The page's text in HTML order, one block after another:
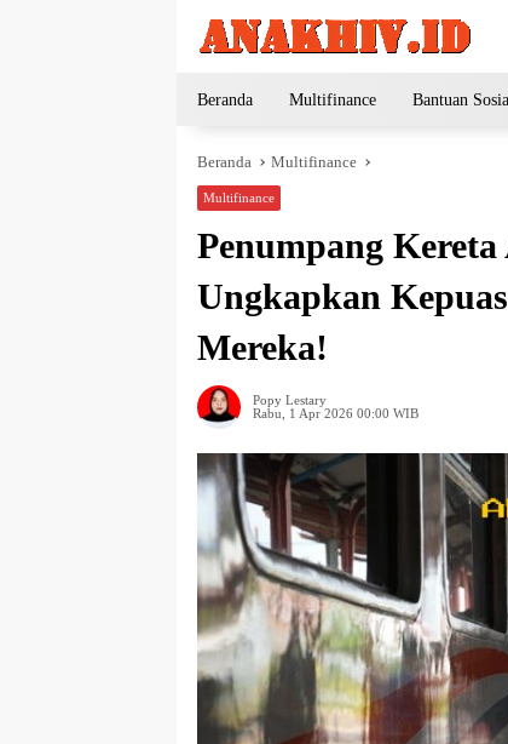
Beranda Multifinance Bantuan
Beranda Multifinance
Multifinance
Penumpang
Ungkapkan
Mereka!
Popy Lestary
Rabu, 1 Apr 2026 00:00 WIB